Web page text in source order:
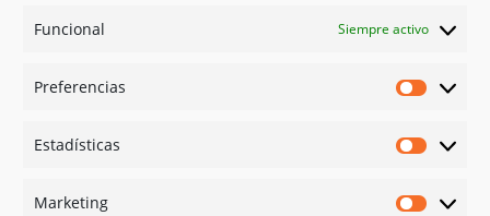
Funcional Siempre activo
Preferencias
Estadísticas
Marketing
Guías
Redes sociales
Instagram
Linked in